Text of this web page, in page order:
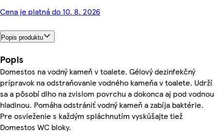
Cena je platná do 10. 8. 2026
Popis produktu
Popis
Domestos na vodný kameň v toalete. Gélový dezinfekčný
prípravok na odstraňovanie vodného kameňa v toalete. Udrží
sa a pôsobí dlho na zvislom povrchu a dokonca aj pod vodnou
hladinou. Pomáha odstrániť vodný kameň a zabíja baktérie.
Pre osvieženie s každým spláchnutím vyskúšajte tiež
Domestos WC bloky.